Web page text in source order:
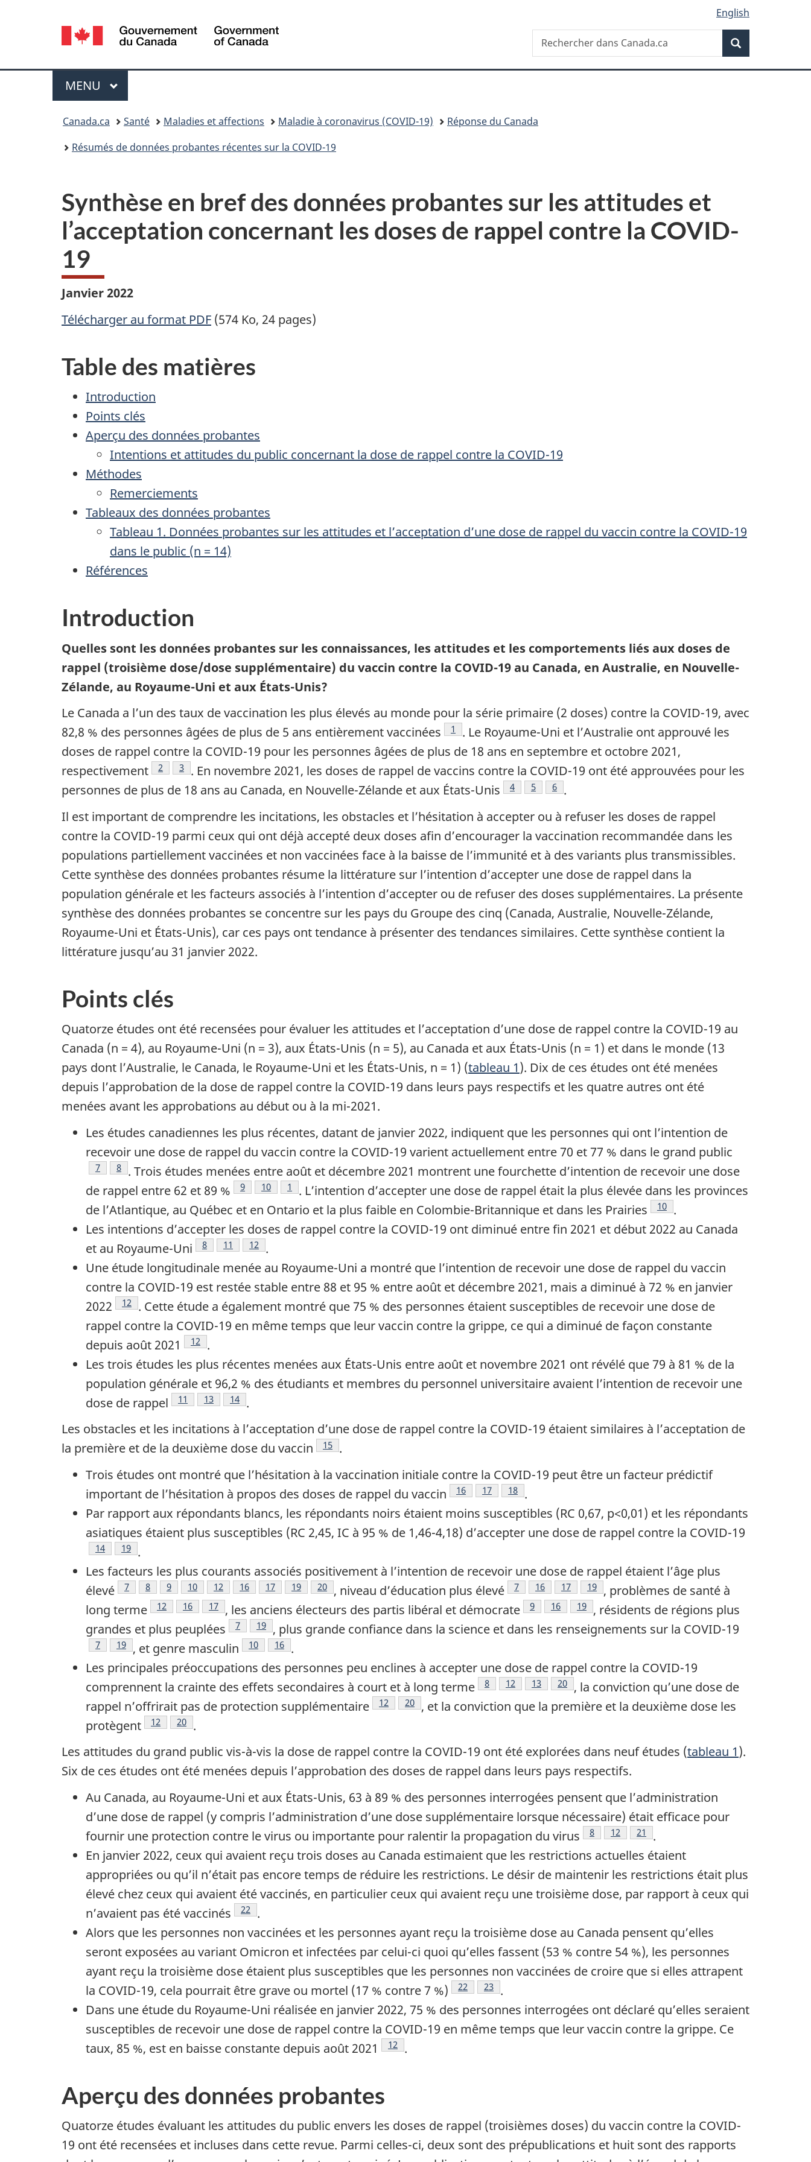
sujet
HTML
Sélection
de
la
langue
English
Canada
Recherche
Rechercher
dans
Menu
MENU PRINCIPAL
Canada.ca Santé Maladies et affections Maladie à coronavirus (COVID-19)
Réponse du Canada
Résumés de données probantes récentes sur la COVID-19
Synthèse en bref des données probantes sur les attitudes et
l’acceptation concernant les doses de rappel contre la COVID-
19
Janvier 2022
Télécharger au format PDF (574 Ko, 24 pages)
Table des matières
Introduction
Points clés
Aperçu des données probantes
Intentions et attitudes du public concernant la dose de rappel contre la COVID-19
Méthodes
Remerciements
Tableaux des données probantes
Tableau 1. Données probantes sur les attitudes et l’acceptation d’une dose de rappel du vaccin contre la COVID-19
dans le public (n = 14)
Références
Introduction
Quelles sont les données probantes sur les connaissances, les attitudes et les comportements liés aux doses de
rappel (troisième dose/dose supplémentaire) du vaccin contre la COVID-19 au Canada, en Australie, en Nouvelle-
Zélande, au Royaume-Uni et aux États-Unis?
Le Canada a l’un des taux de vaccination les plus élevés au monde pour la série primaire (2 doses) contre la COVID-19, avec
82,8 % des personnes âgées de plus de 5 ans entièrement vaccinées
Note de bas de page
1
. Le Royaume-Uni et l’Australie ont approuvé les
doses de rappel contre la COVID-19 pour les personnes âgées de plus de 18 ans en septembre et octobre 2021,
respectivement
Note de bas de page
2 Note de bas de page
3 . En novembre 2021, les doses de rappel de vaccins contre la COVID-19 ont été approuvées pour les
personnes de plus de 18 ans au Canada, en Nouvelle-Zélande et aux États-Unis
Note de bas de page
4 Note de bas de page
5 Note de bas de page
6 .
Il est important de comprendre les incitations, les obstacles et l’hésitation à accepter ou à refuser les doses de rappel
contre la COVID-19 parmi ceux qui ont déjà accepté deux doses afin d’encourager la vaccination recommandée dans les
populations partiellement vaccinées et non vaccinées face à la baisse de l’immunité et à des variants plus transmissibles.
Cette synthèse des données probantes résume la littérature sur l’intention d’accepter une dose de rappel dans la
population générale et les facteurs associés à l’intention d’accepter ou de refuser des doses supplémentaires. La présente
synthèse des données probantes se concentre sur les pays du Groupe des cinq (Canada, Australie, Nouvelle-Zélande,
Royaume-Uni et États-Unis), car ces pays ont tendance à présenter des tendances similaires. Cette synthèse contient la
littérature jusqu’au 31 janvier 2022.
Points clés
Quatorze études ont été recensées pour évaluer les attitudes et l’acceptation d’une dose de rappel contre la COVID-19 au
Canada (n = 4), au Royaume-Uni (n = 3), aux États-Unis (n = 5), au Canada et aux États-Unis (n = 1) et dans le monde (13
pays dont l’Australie, le Canada, le Royaume-Uni et les États-Unis, n = 1) (tableau 1). Dix de ces études ont été menées
depuis l’approbation de la dose de rappel contre la COVID-19 dans leurs pays respectifs et les quatre autres ont été
menées avant les approbations au début ou à la mi-2021.
Les études canadiennes les plus récentes, datant de janvier 2022, indiquent que les personnes qui ont l’intention de
recevoir une dose de rappel du vaccin contre la COVID-19 varient actuellement entre 70 et 77 % dans le grand public
Note de bas de page
7 Note de bas de page
8 . Trois études menées entre août et décembre 2021 montrent une fourchette d’intention de recevoir une dose
de rappel entre 62 et 89 %
Note de bas de page
9 Note de bas de page
10 Note de bas de page
1
. L’intention d’accepter une dose de rappel était la plus élevée dans les provinces
de l’Atlantique, au Québec et en Ontario et la plus faible en Colombie-Britannique et dans les Prairies
Note de bas de page
10 .
Les intentions d’accepter les doses de rappel contre la COVID-19 ont diminué entre fin 2021 et début 2022 au Canada
et au Royaume-Uni
Note de bas de page
8 Note de bas de page
11 Note de bas de page
12 .
Une étude longitudinale menée au Royaume-Uni a montré que l’intention de recevoir une dose de rappel du vaccin
contre la COVID-19 est restée stable entre 88 et 95 % entre août et décembre 2021, mais a diminué à 72 % en janvier
2022
Note de bas de page
12 . Cette étude a également montré que 75 % des personnes étaient susceptibles de recevoir une dose de
rappel contre la COVID-19 en même temps que leur vaccin contre la grippe, ce qui a diminué de façon constante
depuis août 2021
Note de bas de page
12 .
Les trois études les plus récentes menées aux États-Unis entre août et novembre 2021 ont révélé que 79 à 81 % de la
population générale et 96,2 % des étudiants et membres du personnel universitaire avaient l’intention de recevoir une
dose de rappel
Note de bas de page
11 Note de bas de page
13 Note de bas de page
14 .
Les obstacles et les incitations à l’acceptation d’une dose de rappel contre la COVID-19 étaient similaires à l’acceptation de
la première et de la deuxième dose du vaccin
Note de bas de page
15 .
Trois études ont montré que l’hésitation à la vaccination initiale contre la COVID-19 peut être un facteur prédictif
important de l’hésitation à propos des doses de rappel du vaccin
Note de bas de page
16 Note de bas de page
17 Note de bas de page
18 .
Par rapport aux répondants blancs, les répondants noirs étaient moins susceptibles (RC 0,67, p<0,01) et les répondants
asiatiques étaient plus susceptibles (RC 2,45, IC à 95 % de 1,46-4,18) d’accepter une dose de rappel contre la COVID-19
Note de bas de page
14 Note de bas de page
19 .
Les facteurs les plus courants associés positivement à l’intention de recevoir une dose de rappel étaient l’âge plus
élevé
Note de bas de page
7 Note de bas de page
8 Note de bas de page
9 Note de bas de page
10 Note de bas de page
12 Note de bas de page
16 Note de bas de page
17 Note de bas de page
19 Note de bas de page
20 , niveau d’éducation plus élevé Note de bas de page
7 Note de bas de page
16 Note de bas de page
17 Note de bas de page
19 , problèmes de santé à
long terme
Note de bas de page
12 Note de bas de page
16 Note de bas de page
17 , les anciens électeurs des partis libéral et démocrate Note de bas de page
9 Note de bas de page
16 Note de bas de page
19 , résidents de régions plus
grandes et plus peuplées
Note de bas de page
7 Note de bas de page
19 , plus grande confiance dans la science et dans les renseignements sur la COVID-19
Note de bas de page
7 Note de bas de page
19 , et genre masculin Note de bas de page
10 Note de bas de page
16 .
Les principales préoccupations des personnes peu enclines à accepter une dose de rappel contre la COVID-19
comprennent la crainte des effets secondaires à court et à long terme
Footnote
8 Note de bas de page
12 Note de bas de page
13 Note de bas de page
20 , la conviction qu’une dose de
rappel n’offrirait pas de protection supplémentaire
Note de bas de page
12 Note de bas de page
20 , et la conviction que la première et la deuxième dose les
protègent
Note de bas de page
12 Note de bas de page
20 .
Les attitudes du grand public vis-à-vis la dose de rappel contre la COVID-19 ont été explorées dans neuf études (tableau 1).
Six de ces études ont été menées depuis l’approbation des doses de rappel dans leurs pays respectifs.
Au Canada, au Royaume-Uni et aux États-Unis, 63 à 89 % des personnes interrogées pensent que l’administration
d’une dose de rappel (y compris l’administration d’une dose supplémentaire lorsque nécessaire) était efficace pour
fournir une protection contre le virus ou importante pour ralentir la propagation du virus
Note de bas de page
8 Note de bas de page
12 Note de bas de page
21
.
En janvier 2022, ceux qui avaient reçu trois doses au Canada estimaient que les restrictions actuelles étaient
appropriées ou qu’il n’était pas encore temps de réduire les restrictions. Le désir de maintenir les restrictions était plus
élevé chez ceux qui avaient été vaccinés, en particulier ceux qui avaient reçu une troisième dose, par rapport à ceux qui
n’avaient pas été vaccinés
Note de bas de page
22 .
Alors que les personnes non vaccinées et les personnes ayant reçu la troisième dose au Canada pensent qu’elles
seront exposées au variant Omicron et infectées par celui-ci quoi qu’elles fassent (53 % contre 54 %), les personnes
ayant reçu la troisième dose étaient plus susceptibles que les personnes non vaccinées de croire que si elles attrapent
la COVID-19, cela pourrait être grave ou mortel (17 % contre 7 %)
Note de bas de page
22 Note de bas de page
23 .
Dans une étude du Royaume-Uni réalisée en janvier 2022, 75 % des personnes interrogées ont déclaré qu’elles seraient
susceptibles de recevoir une dose de rappel contre la COVID-19 en même temps que leur vaccin contre la grippe. Ce
taux, 85 %, est en baisse constante depuis août 2021
Note de bas de page
12 .
Aperçu des données probantes
Quatorze études évaluant les attitudes du public envers les doses de rappel (troisièmes doses) du vaccin contre la COVID-
19 ont été recensées et incluses dans cette revue. Parmi celles-ci, deux sont des prépublications et huit sont des rapports